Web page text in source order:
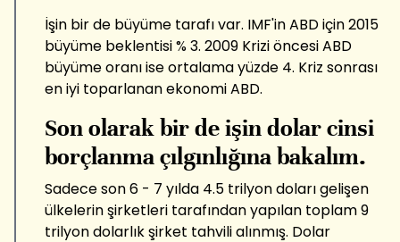
İşin bir de büyüme tarafı var. IMF'in ABD için 2015
büyüme beklentisi % 3. 2009 Krizi öncesi ABD
büyüme oranı ise ortalama yüzde 4. Kriz sonrası
en iyi toparlanan ekonomi ABD.
Son olarak bir de işin dolar cinsi
borçlanma çılgınlığına bakalım.
Sadece son 6 - 7 yılda 4.5 trilyon doları gelişen
ülkelerin şirketleri tarafından yapılan toplam 9
trilyon dolarlık şirket tahvili alınmış. Dolar